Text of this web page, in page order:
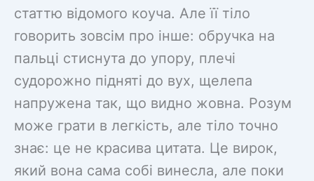
статтю відомого коуча. Але її тіло
говорить зовсім про інше: обручка на
пальці стиснута до упору, плечі
судорожно підняті до вух, щелепа
напружена так, що видно жовна. Розум
може грати в легкість, але тіло точно
знає: це не красива цитата. Це вирок,
який вона сама собі винесла, але поки